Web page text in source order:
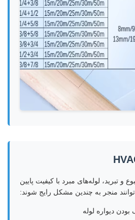
و تبرید، لوله‌های مبرد با کیفیت پایین
منجر به چندین مشکل رایج شوند:
دیواره لوله